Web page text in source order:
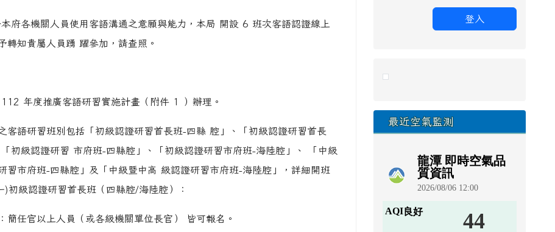
府各機關人員使用客語溝通之意願與能力，本局 開設 6 班次客語認證線上
轉知貴屬人員踴 躍參加，請查照。
年度推廣客語研習實施計畫（附件 1 ）辦理。
客語研習班別包括「初級認證研習首長班-四縣 腔」、「初級認證研習首長
初級認證研習 市府班-四縣腔」、「初級認證研習市府班-海陸腔」、 「中級
習市府班-四縣腔」及「中級暨中高 級認證研習市府班-海陸腔」，詳細開班
)初級認證研習首長班（四縣腔/海陸腔）：
簡任官以上人員（或各級機關單位長官） 皆可報名。
登入
最近空氣監測